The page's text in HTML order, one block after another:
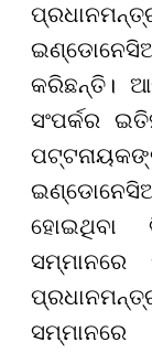
କରିଛନ୍ତି।
ସଂପର୍କର
ହୋଇଥିବା
ସମ୍ମାନରେ